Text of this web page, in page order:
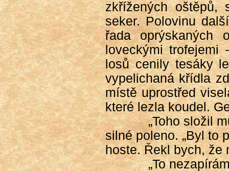
zkřížených oštěpů,
seker. Polovinu
řada oprýskaných
loveckými trofejemi
losů cenily tesáky
vypelichaná křídla
místě uprostřed
které lezla koudel.
„Toho složil
silné poleno. „Byl to
hoste. Řekl bych, že
„To